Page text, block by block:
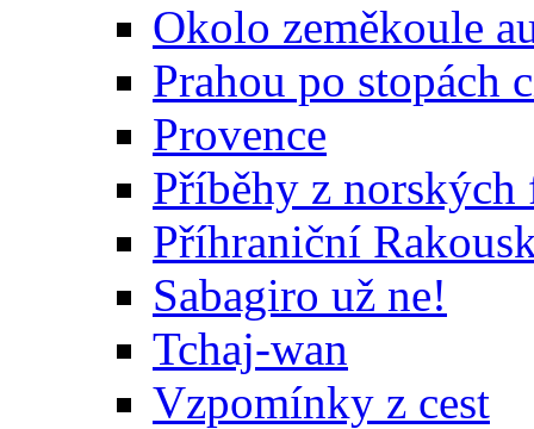
Okolo zeměkoule
Prahou po stopách
Provence
Příběhy z
Příhraniční
Sabagiro už ne!
Tchaj-wan
Vzpomínky z cest